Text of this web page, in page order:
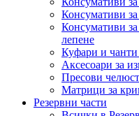
Консумативи за
Консумативи
лепене
Куфари и чанти
Аксесоари за
Пресови
Матрици за
Резервни части